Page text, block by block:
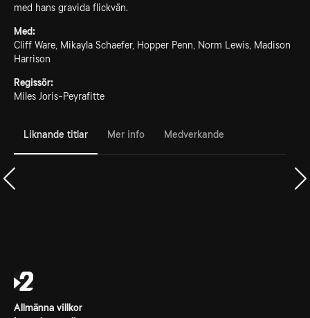
med hans gravida flickvän.
Med:
Cliff Ware, Mikayla Schaefer, Hopper Penn, Norm Lewis, Madison
Harrison
Regissör:
Miles Joris-Peyrafitte
Liknande titlar Mer info Medverkande
Allmänna villkor